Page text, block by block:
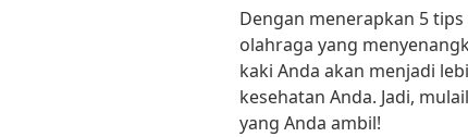
Dengan menerapkan 5
olahraga yang
kaki Anda akan menjadi
kesehatan Anda. Jadi,
yang Anda ambil!